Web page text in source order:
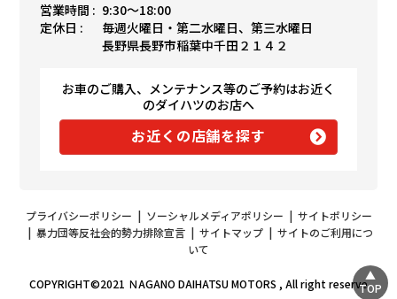
営業時間 : 9:30〜18:00
定休日 :
毎週火曜日・第二水曜日、第三水曜日
長野県長野市稲葉中千田２１４２
お車のご購入、メンテナンス等のご予約はお近く
のダイハツのお店へ
お近くの店舗を探す
プライバシーポリシー | ソーシャルメディアポリシー | サイトポリシー
| 暴力団等反社会的勢力排除宣言| サイトマップ| サイトのご利用につ
いて
COPYRIGHT©2021 ＮAGANO DAIHATSU MOTORS , All right reserveTOP